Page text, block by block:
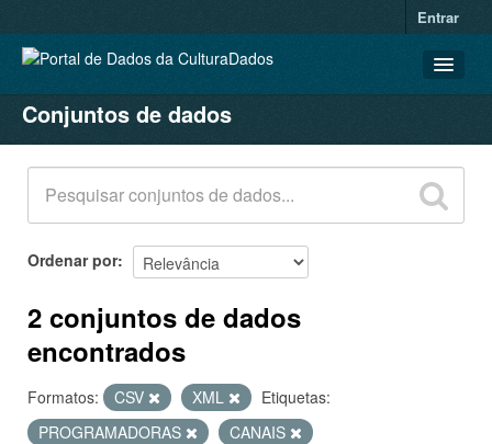
Entrar
CONJUNTOS DE DADOS
ORGANIZAÇÕES
GRUPOS
SOBRE
Conjuntos de dados
Ordenar por
2 conjuntos de dados
encontrados
Formatos: CSV XML
Etiquetas:
PROGRAMADORAS
CANAIS